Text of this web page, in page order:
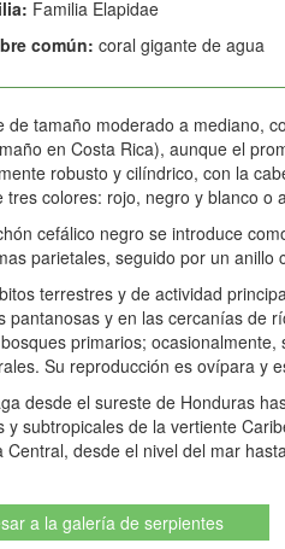
Familia Elapidae
común: coral gigante de agua
de tamaño moderado a mediano,
en Costa Rica), aunque el
robusto y cilíndrico, con la
tres colores: rojo, negro y blanco o
cefálico negro se introduce
parietales, seguido por un
terrestres y de actividad
pantanosas y en las cercanías de
primarios;
Su reproducción es ovípara y
desde el sureste de Honduras
y subtropicales de la vertiente
Central, desde el nivel del mar
a la galería de serpientes